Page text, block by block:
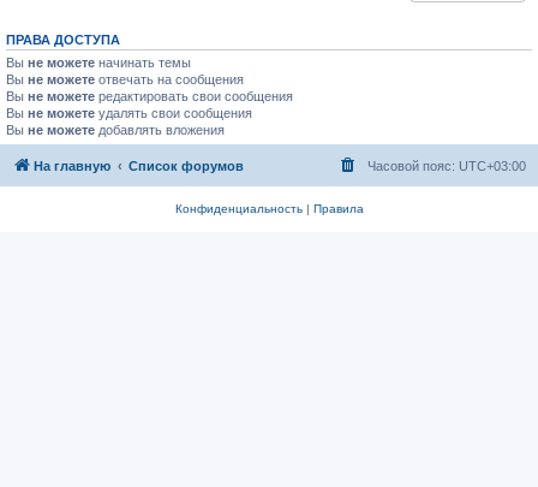
ПРАВА ДОСТУПА
Вы не можете начинать темы
Вы не можете отвечать на сообщения
Вы не можете редактировать свои сообщения
Вы не можете удалять свои сообщения
Вы не можете добавлять вложения
На главную Список форумов Часовой пояс: UTC+03:00
Конфиденциальность| Правила